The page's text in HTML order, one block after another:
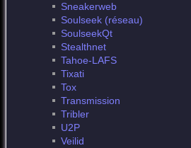
Sneakerweb
Soulseek (réseau)
SoulseekQt
Stealthnet
Tahoe-LAFS
Tixati
Tox
Transmission
Tribler
U2P
Veilid